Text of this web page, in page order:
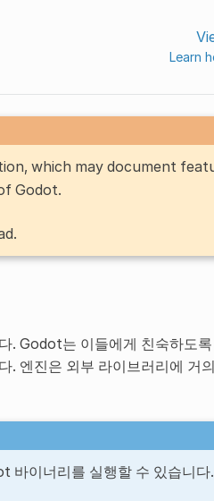
Learn
which may document
Godot.
. Godot는 이들에게 친숙하도
. 엔진은 외부 라이브러리에 거
바이너리를 실행할 수 있습니다.